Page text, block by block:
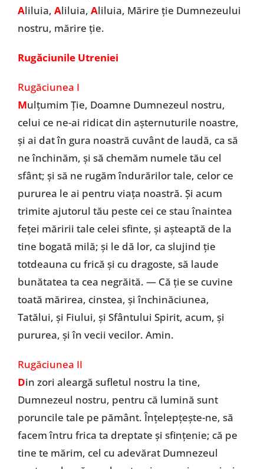
Aliluia, Aliluia, Aliluia, Mărire ție Dumnezeului
nostru, mărire ție.
Rugăciunile Utreniei
Rugăciunea I
Mulțumim Ție, Doamne Dumnezeul nostru,
celui ce ne-ai ridicat din așternuturile noastre,
și ai dat în gura noastră cuvânt de laudă, ca să
ne închinăm, și să chemăm numele tău cel
sfânt; și să ne rugăm îndurărilor tale, celor ce
pururea le ai pentru viața noastră. Și acum
trimite ajutorul tău peste cei ce stau înaintea
feței măririi tale celei sfinte, și așteaptă de la
tine bogată milă; și le dă lor, ca slujind ție
totdeauna cu frică și cu dragoste, să laude
bunătatea ta cea negrăită. — Că ție se cuvine
toată mărirea, cinstea, și închinăciunea,
Tatălui, și Fiului, și Sfântului Spirit, acum, și
pururea, și în vecii vecilor. Amin.
Rugăciunea II
Din zori aleargă sufletul nostru la tine,
Dumnezeul nostru, pentru că lumină sunt
poruncile tale pe pământ. Înțelepțește-ne, să
facem întru frica ta dreptate și sfințenie; că pe
tine te mărim, cel cu adevărat Dumnezeul